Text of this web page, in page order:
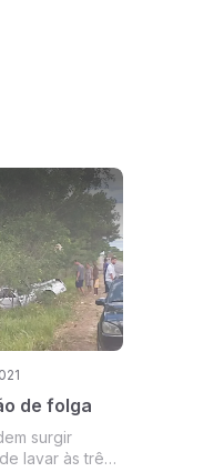
de folga
surgir
lavar às três